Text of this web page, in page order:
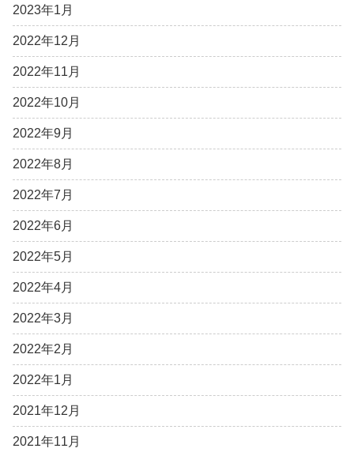
2023年1月
2022年12月
2022年11月
2022年10月
2022年9月
2022年8月
2022年7月
2022年6月
2022年5月
2022年4月
2022年3月
2022年2月
2022年1月
2021年12月
2021年11月